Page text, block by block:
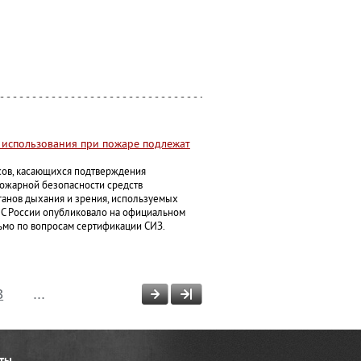
при пожаре подлежат
касающихся подтверждения
безопасности средств
дыхания и зрения, используемых
России опубликовало на официальном
по вопросам сертификации СИЗ.
...